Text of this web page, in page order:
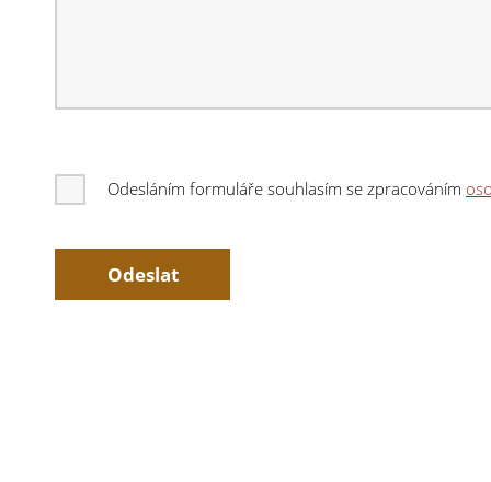
Odesláním formuláře souhlasím se zpracováním